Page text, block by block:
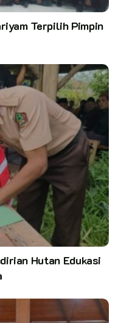
Terpilih Pimpin
Hutan Edukasi